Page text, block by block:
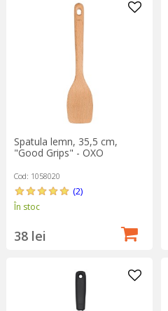
Spatula lemn, 35,5 cm,
"Good Grips" - OXO
Cod: 1058020
(2)
În stoc
38 lei